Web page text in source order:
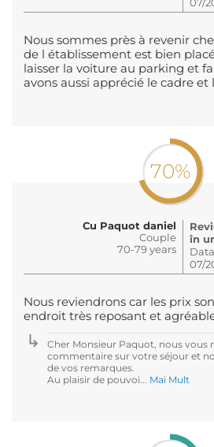
Nous sommes près à revenir
de l établissement est bien
laisser la voiture au parking et
avons aussi apprécié le cadre et
70%
Cu Paquot daniel
Couple
70-79 years
în
07/
Nous reviendrons car les prix
endroit très reposant et
Cher Monsieur Paquot, nous vous
commentaire sur votre séjour et
de vos remarques.
Au plaisir de pouvoi... Mai Mult